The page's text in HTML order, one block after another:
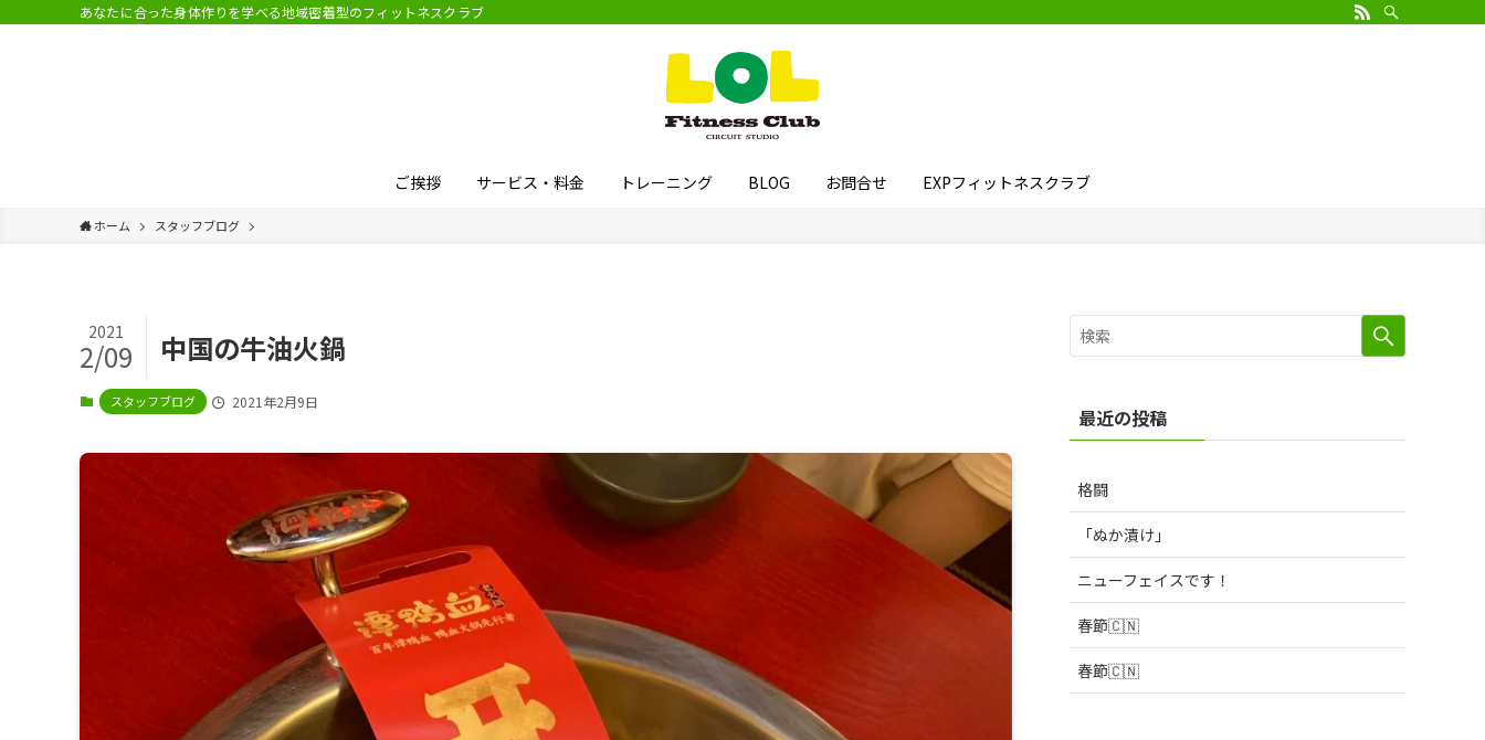
あなたに合った身体作りを学べる地域密着型のフィットネスクラブ
ご挨拶 サービス・料金 トレーニング BLOG お問合せ EXPフィットネスクラブ
ホーム スタッフブログ
中国の牛油火鍋
2021
2/09
スタッフブログ 2021年2月9日
最近の投稿
格闘
「ぬか漬け」
ニューフェイスです！
春節🇨🇳
春節🇨🇳